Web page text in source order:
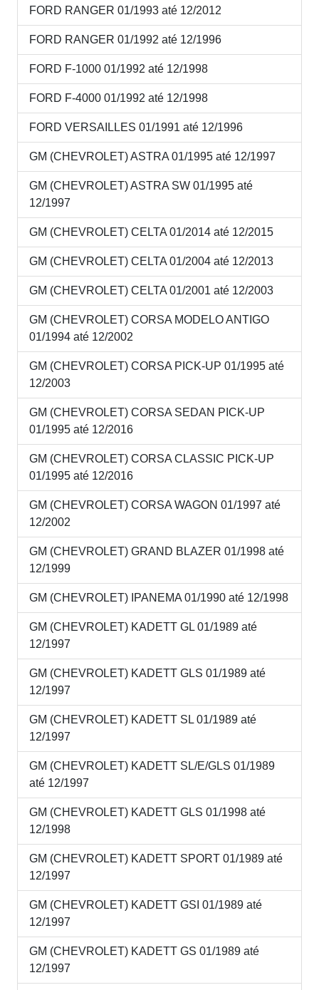
FORD RANGER 01/1993 até 12/2012
FORD RANGER 01/1992 até 12/1996
FORD F-1000 01/1992 até 12/1998
FORD F-4000 01/1992 até 12/1998
FORD VERSAILLES 01/1991 até 12/1996
GM (CHEVROLET) ASTRA 01/1995 até 12/1997
GM (CHEVROLET) ASTRA SW 01/1995 até
12/1997
GM (CHEVROLET) CELTA 01/2014 até 12/2015
GM (CHEVROLET) CELTA 01/2004 até 12/2013
GM (CHEVROLET) CELTA 01/2001 até 12/2003
GM (CHEVROLET) CORSA MODELO ANTIGO
01/1994 até 12/2002
GM (CHEVROLET) CORSA PICK-UP 01/1995 até
12/2003
GM (CHEVROLET) CORSA SEDAN PICK-UP
01/1995 até 12/2016
GM (CHEVROLET) CORSA CLASSIC PICK-UP
01/1995 até 12/2016
GM (CHEVROLET) CORSA WAGON 01/1997 até
12/2002
GM (CHEVROLET) GRAND BLAZER 01/1998 até
12/1999
GM (CHEVROLET) IPANEMA 01/1990 até 12/1998
GM (CHEVROLET) KADETT GL 01/1989 até
12/1997
GM (CHEVROLET) KADETT GLS 01/1989 até
12/1997
GM (CHEVROLET) KADETT SL 01/1989 até
12/1997
GM (CHEVROLET) KADETT SL/E/GLS 01/1989
até 12/1997
GM (CHEVROLET) KADETT GLS 01/1998 até
12/1998
GM (CHEVROLET) KADETT SPORT 01/1989 até
12/1997
GM (CHEVROLET) KADETT GSI 01/1989 até
12/1997
GM (CHEVROLET) KADETT GS 01/1989 até
12/1997